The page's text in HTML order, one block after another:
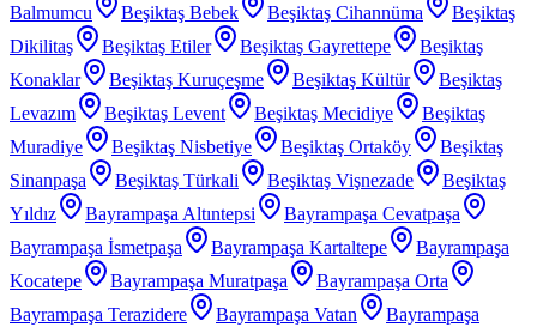
Balmumcu
Beşiktaş Bebek Beşiktaş Cihannüma
Beşiktaş
Dikilitaş
Beşiktaş Etiler Beşiktaş Gayrettepe
Beşiktaş
Konaklar
Beşiktaş Kuruçeşme Beşiktaş Kültür
Beşiktaş
Levazım
Beşiktaş Levent Beşiktaş Mecidiye
Beşiktaş
Muradiye
Beşiktaş Nisbetiye Beşiktaş Ortaköy
Beşiktaş
Sinanpaşa
Beşiktaş Türkali Beşiktaş Vişnezade
Beşiktaş
Yıldız
Bayrampaşa Altıntepsi
Bayrampaşa Cevatpaşa
Bayrampaşa İsmetpaşa
Bayrampaşa Kartaltepe
Bayrampaşa
Kocatepe
Bayrampaşa Muratpaşa
Bayrampaşa Orta
Bayrampaşa Terazidere
Bayrampaşa Vatan
Bayrampaşa